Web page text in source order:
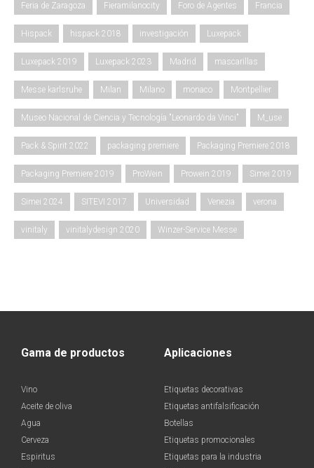
Feria de Zaragoza Fieramilanocity Foro de Agentes Francia
Hispack hispack 2018 investigación Luxepack
Luxepack 2019 Luxepack 2023 Madrid mascarillas
Messe karlsruhe Milan Milano monaco Montpellier
Museo Nacional de Ciencia y Tecnología "Leonardo da Vinci" M_use
Pack & Spirit 2022 packaging premiere Packaging Premiere 2018
Packaging Premiere 2019 ProWein Prowein 2019 Simei 2019
Simei 2024 SITEVI 2017 Universidad Venezia verona
vinitaly vinitalydesign 2020 Winzer-Service Messe
Gama de productos
Vino
Aceite de oliva
Agua
Cerveza
Espiritus
Aplicaciones
Etiquetas decorativas
Etiquetas antifalsificación
Botellas
Etiquetas promocionales
Etiquetas para la industria